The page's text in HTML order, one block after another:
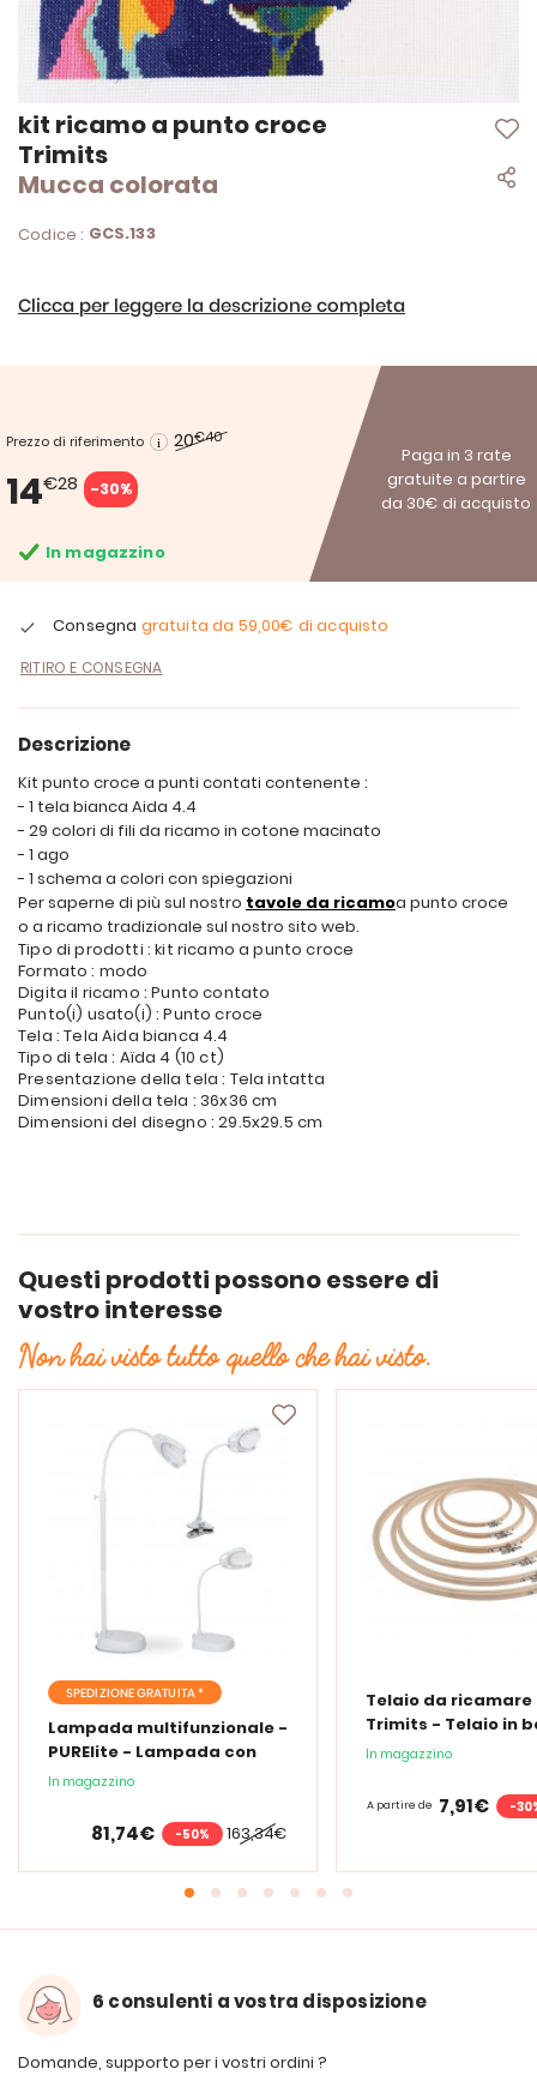
kit ricamo a punto croce
Trimits
Mucca colorata
Codice : GCS.133
Clicca per leggere la descrizione completa
Prezzo di riferimento 20€40
14€28 -30%
Paga in 3 rate
gratuite a partire
da 30€ di acquisto
In magazzino
Consegna gratuita da 59,00€ di acquisto
RITIRO E CONSEGNA
Vai
all'inizio
della
galleria
immagini
Descrizione
Kit punto croce a punti contati contenente :
- 1 tela bianca Aida 4.4
- 29 colori di fili da ricamo in cotone macinato
- 1 ago
- 1 schema a colori con spiegazioni
Per saperne di più sul nostro tavole da ricamoa punto croce
o a ricamo tradizionale sul nostro sito web.
Tipo di prodotti : kit ricamo a punto croce
Formato : modo
Digita il ricamo : Punto contato
Punto(i) usato(i) : Punto croce
Tela : Tela Aida bianca 4.4
Tipo di tela : Aïda 4 (10 ct)
Presentazione della tela : Tela intatta
Dimensioni della tela : 36x36 cm
Dimensioni del disegno : 29.5x29.5 cm
Questi prodotti possono essere di
vostro interesse
Non hai visto tutto quello che hai visto.
SPEDIZIONE GRATUITA *
Lampada multifunzionale -
PURElite - Lampada con
lente d'ingrandimento
In magazzino
163,34€
81,74€ -50%
Telaio da ricamare
Trimits - Telaio in
In magazzino
A partire de 7,91€ -
6 consulenti a vostra disposizione
Domande, supporto per i vostri ordini ?